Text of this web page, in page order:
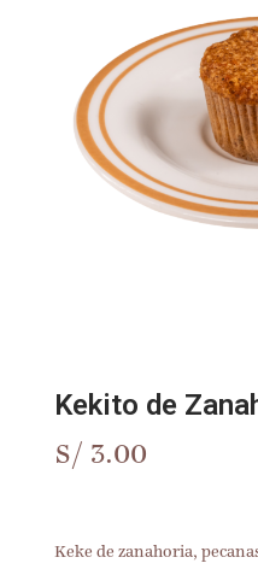
Kekito de
S/ 3.00
Keke de zanahoria,